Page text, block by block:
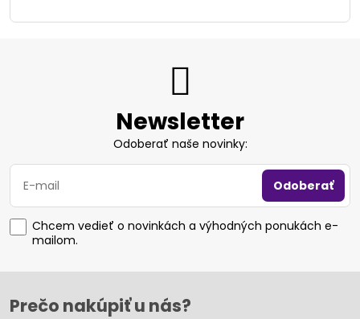
Newsletter
Odoberať naše novinky:
Odoberať
Chcem vedieť o novinkách a výhodných ponukách e-
mailom.
Prečo nakúpiť u nás?